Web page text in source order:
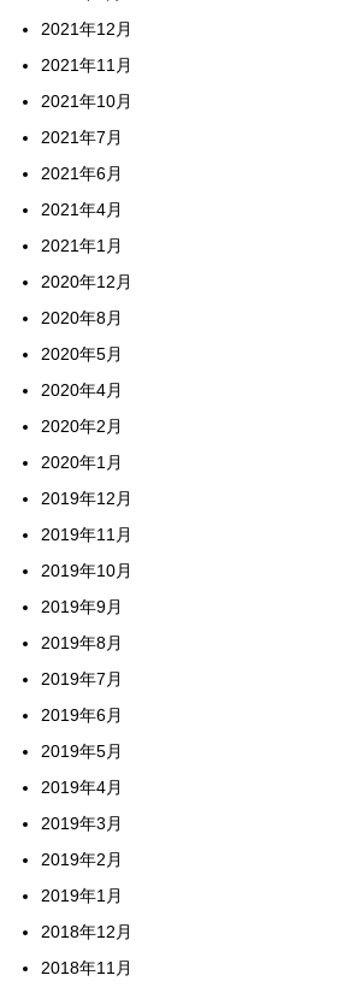
2021年12月
2021年11月
2021年10月
2021年7月
2021年6月
2021年4月
2021年1月
2020年12月
2020年8月
2020年5月
2020年4月
2020年2月
2020年1月
2019年12月
2019年11月
2019年10月
2019年9月
2019年8月
2019年7月
2019年6月
2019年5月
2019年4月
2019年3月
2019年2月
2019年1月
2018年12月
2018年11月